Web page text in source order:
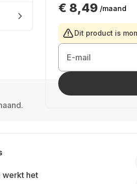
€ 8,49 /maand
Dit product is
E-mail
werkt het